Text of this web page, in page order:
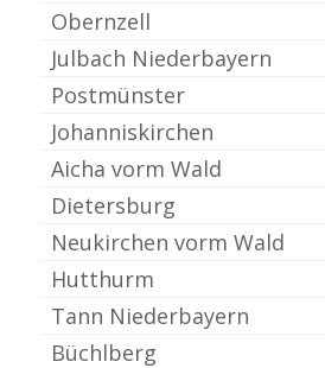
Obernzell
Julbach Niederbayern
Postmünster
Johanniskirchen
Aicha vorm Wald
Dietersburg
Neukirchen vorm Wald
Hutthurm
Tann Niederbayern
Büchlberg